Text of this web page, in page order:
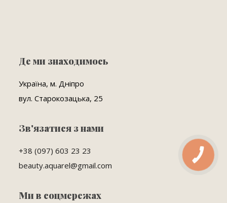
Де ми знаходимось
Україна, м. Дніпро
вул. Старокозацька, 25
Зв'язатися з нами
+38 (097) 603 23 23
beauty.aquarel@gmail.com
Ми в соцмережах
КНОПКА
ЗВ'ЯЗКУ